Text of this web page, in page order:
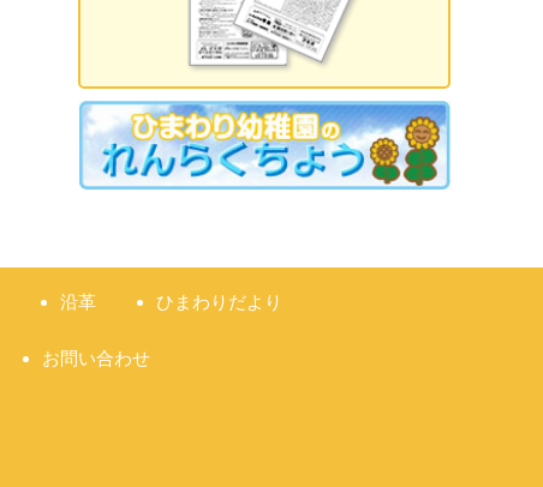
2026.09.21 敬老の日
2026.09.22 国民の休日
2026.09.23 秋分の日
沿革 ひまわりだより
お問い合わせ